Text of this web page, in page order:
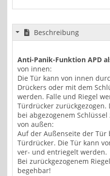
Beschreibung
Anti-Panik-Funktion APD
von innen:
Die Tür kann von innen
Drückers oder mit dem
werden. Falle und Riegel
Türdrücker
bei abgezogenem Schlüssel
von außen:
Auf der Außenseite der Tür
Türdrücker. Die Tür kann
ver- und entriegelt werden.
Bei zurückgezogenem
begehbar!